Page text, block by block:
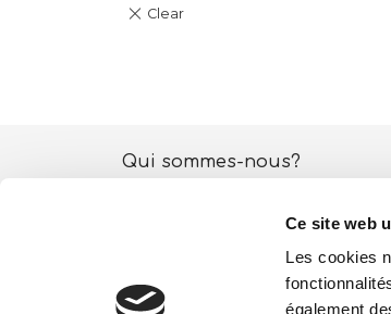
Ce site web
Les cookies
également
Qui sommes-nous?
Boutique